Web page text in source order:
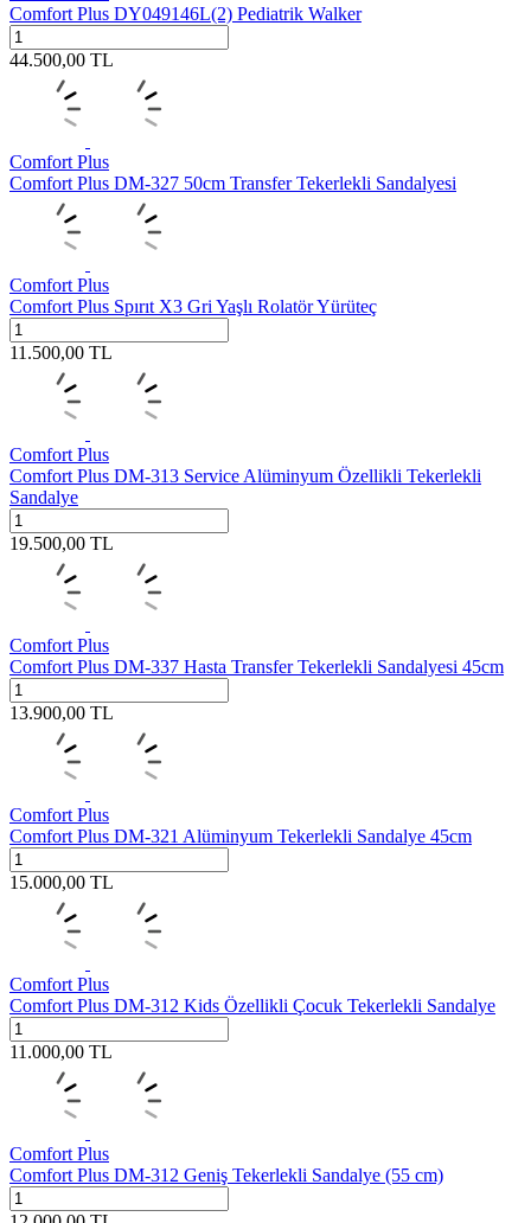
Comfort Plus DY049146L(2) Pediatrik Walker
44.500,00 TL
Comfort Plus
Comfort Plus DM-327 50cm Transfer Tekerlekli Sandalyesi
Comfort Plus
Comfort Plus Spırıt X3 Gri Yaşlı Rolatör Yürüteç
11.500,00 TL
Comfort Plus
Comfort Plus DM-313 Service Alüminyum Özellikli Tekerlekli
Sandalye
19.500,00 TL
Comfort Plus
Comfort Plus DM-337 Hasta Transfer Tekerlekli Sandalyesi 45cm
13.900,00 TL
Comfort Plus
Comfort Plus DM-321 Alüminyum Tekerlekli Sandalye 45cm
15.000,00 TL
Comfort Plus
Comfort Plus DM-312 Kids Özellikli Çocuk Tekerlekli Sandalye
11.000,00 TL
Comfort Plus
Comfort Plus DM-312 Geniş Tekerlekli Sandalye (55 cm)